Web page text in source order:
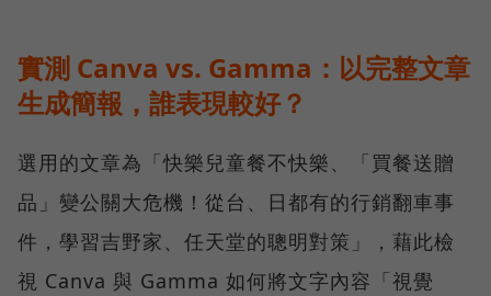
實測 Canva vs. Gamma：以完整文章
生成簡報，誰表現較好？
選用的文章為「快樂兒童餐不快樂、「買餐送贈
品」變公關大危機！從台、日都有的行銷翻車事
件，學習吉野家、任天堂的聰明對策」，藉此檢
視 Canva 與 Gamma 如何將文字內容「視覺